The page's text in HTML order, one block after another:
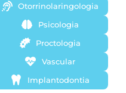
Otorrinolaringologia
Psicologia
Proctologia
Vascular
Implantodontia